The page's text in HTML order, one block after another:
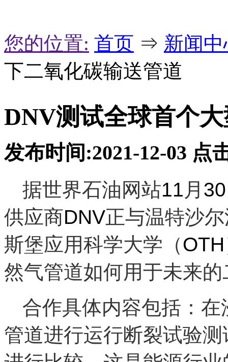
您的位置: 首页 ⇒ 新闻
下二氧化碳输送管道
DNV测试全球首个
发布时间:2021-12-03 点
据世界石油网站11 月 30
供应商DNV正与温特沙
斯堡应用科学大学（OTH
然气管道如何用于未来
合作具体内容包括：
管道进行运行断裂试验